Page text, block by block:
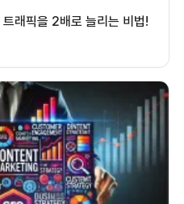
래픽을 2배로 늘리는 비법!